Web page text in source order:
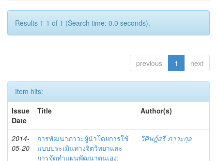
Results 1-1 of 1 (Search time: 0.0 seconds).
previous 1 next
Item hits:
Issue
Date
Title Author(s)
2014-
05-20
การพัฒนาภาวะผู้นำโดยการใช้
แบบประเมินทางจิตวิทยาและ
การจัดทำแผนพัฒนาตนเอง:
วิศิษฎ์สรี ภาวะกุล